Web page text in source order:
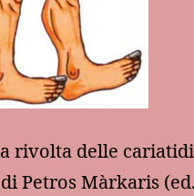
rivolta delle
Petros Màrkaris